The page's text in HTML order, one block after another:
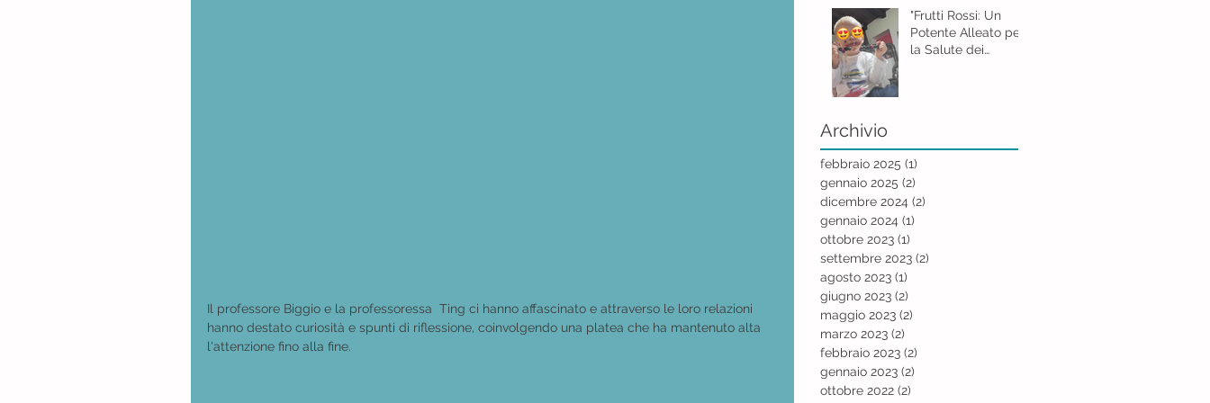
Il professore Biggio e la professoressa  Ting ci hanno affascinato e attraverso le loro relazioni
hanno destato curiosità e spunti di riflessione, coinvolgendo una platea che ha mantenuto alta
l'attenzione fino alla fine.
"Frutti Rossi: Un
Potente Alleato per
la Salute dei
Archivio
febbraio 2025 (1)
gennaio 2025 (2)
dicembre 2024 (2)
gennaio 2024 (1)
ottobre 2023 (1)
settembre 2023 (2)
agosto 2023 (1)
giugno 2023 (2)
maggio 2023 (2)
marzo 2023 (2)
febbraio 2023 (2)
gennaio 2023 (2)
ottobre 2022 (2)